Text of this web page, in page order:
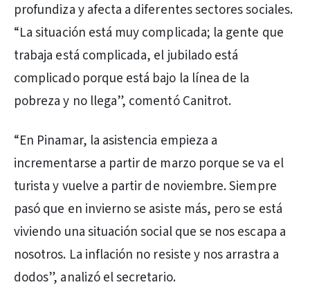
profundiza y afecta a diferentes sectores sociales.
“La situación está muy complicada; la gente que
trabaja está complicada, el jubilado está
complicado porque está bajo la línea de la
pobreza y no llega”, comentó Canitrot.
“En Pinamar, la asistencia empieza a
incrementarse a partir de marzo porque se va el
turista y vuelve a partir de noviembre. Siempre
pasó que en invierno se asiste más, pero se está
viviendo una situación social que se nos escapa a
nosotros. La inflación no resiste y nos arrastra a
dodos”, analizó el secretario.